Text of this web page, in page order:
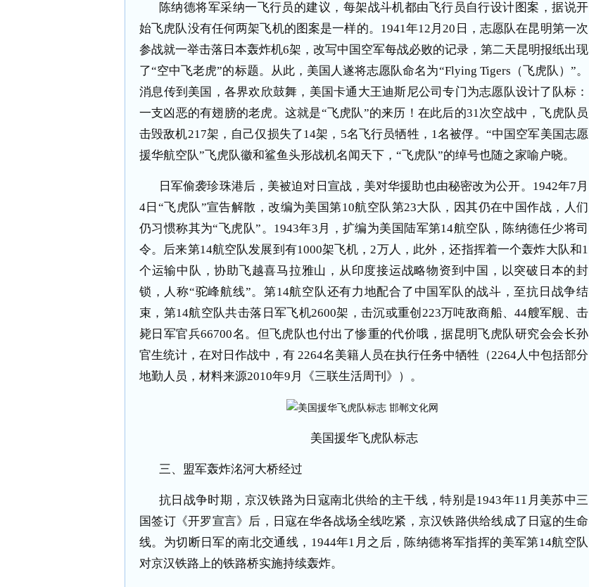
陈纳德将军采纳一飞行员的建议，每架战斗机都由飞行员自行设计图案，据说开
始飞虎队没有任何两架飞机的图案是一样的。1941年12月20日，志愿队在昆明第一次
参战就一举击落日本轰炸机6架，改写中国空军每战必败的记录，第二天昆明报纸出现
了“空中飞老虎”的标题。从此，美国人遂将志愿队命名为“Flying Tigers（飞虎队）”。
消息传到美国，各界欢欣鼓舞，美国卡通大王迪斯尼公司专门为志愿队设计了队标：
一支凶恶的有翅膀的老虎。这就是“飞虎队”的来历！在此后的31次空战中，飞虎队员
击毁敌机217架，自己仅损失了14架，5名飞行员牺牲，1名被俘。“中国空军美国志愿
援华航空队”飞虎队徽和鲨鱼头形战机名闻天下，“飞虎队”的绰号也随之家喻户晓。
日军偷袭珍珠港后，美被迫对日宣战，美对华援助也由秘密改为公开。1942年7月
4日“飞虎队”宣告解散，改编为美国第10航空队第23大队，因其仍在中国作战，人们
仍习惯称其为“飞虎队”。1943年3月，扩编为美国陆军第14航空队，陈纳德任少将司
令。后来第14航空队发展到有1000架飞机，2万人，此外，还指挥着一个轰炸大队和1
个运输中队，协助飞越喜马拉雅山，从印度接运战略物资到中国，以突破日本的封
锁，人称“驼峰航线”。第14航空队还有力地配合了中国军队的战斗，至抗日战争结
束，第14航空队共击落日军飞机2600架，击沉或重创223万吨敌商船、44艘军舰、击
毙日军官兵66700名。但飞虎队也付出了惨重的代价哦，据昆明飞虎队研究会会长孙
官生统计，在对日作战中，有 2264名美籍人员在执行任务中牺牲（2264人中包括部分
地勤人员，材料来源2010年9月《三联生活周刊》）。
美国援华飞虎队标志
三、盟军轰炸洺河大桥经过
抗日战争时期，京汉铁路为日寇南北供给的主干线，特别是1943年11月美苏中三
国签订《开罗宣言》后，日寇在华各战场全线吃紧，京汉铁路供给线成了日寇的生命
线。为切断日军的南北交通线，1944年1月之后，陈纳德将军指挥的美军第14航空队
对京汉铁路上的铁路桥实施持续轰炸。